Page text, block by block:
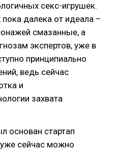
секс-игрушек.
далека от идеала –
смазанные, а
экспертов, уже в
принципиально
ведь сейчас
и
захвата
основан стартап
сейчас можно